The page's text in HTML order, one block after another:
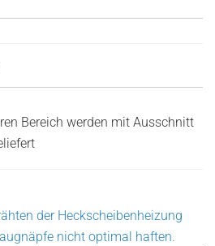
Bereich werden mit Ausschnitt
der Heckscheibenheizung
nicht optimal haften.